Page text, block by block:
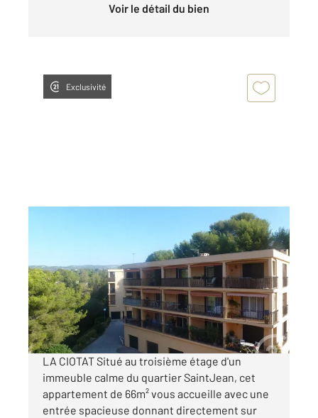
Voir le détail du bien
Exclusivité
Appartement F3 à louer
1 135 €
par mois charges comprises
LA CIOTAT Situé au troisième étage d'un
immeuble calme du quartier SaintJean, cet
appartement de 66m² vous accueille avec une
entrée spacieuse donnant directement sur